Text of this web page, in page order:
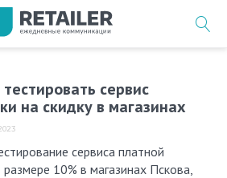
сервис
на скидку в магазинах
10% в магазинах Пскова,